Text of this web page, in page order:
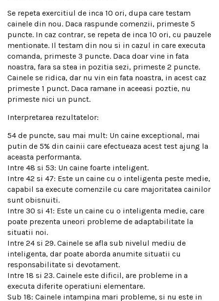
Se repeta exercitiul de inca 10 ori, dupa care testam
cainele din nou. Daca raspunde comenzii, primeste 5
puncte. In caz contrar, se repeta de inca 10 ori, cu pauzele
mentionate. Il testam din nou si in cazul in care executa
comanda, primeste 3 puncte. Daca doar vine in fata
noastra, fara sa stea in pozitia sezi, primeste 2 puncte.
Cainele se ridica, dar nu vin ein fata noastra, in acest caz
primeste 1 punct. Daca ramane in aceeasi poztie, nu
primeste nici un punct.
Interpretarea rezultatelor:
54 de puncte, sau mai mult: Un caine exceptional, mai
putin de 5% din cainii care efectueaza acest test ajung la
aceasta performanta.
Intre 48 si 53: Un caine foarte inteligent.
Intre 42 si 47: Este un caine cu o inteligenta peste medie,
capabil sa execute comenzile cu care majoritatea cainilor
sunt obisnuiti.
Intre 30 si 41: Este un caine cu o inteligenta medie, care
poate prezenta uneori probleme de adaptabilitate la
situatii noi.
Intre 24 si 29. Cainele se afla sub nivelul mediu de
inteligenta, dar poate aborda anumite situatii cu
responsabilitate si devotament.
Intre 18 si 23. Cainele este dificil, are probleme in a
executa diferite operatiuni elementare.
Sub 18: Cainele intampina mari probleme, si nu este in